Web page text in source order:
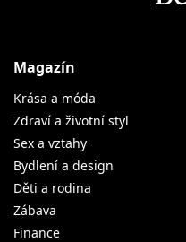
Magazín
Krása a móda
Zdraví a životní styl
Sex a vztahy
Bydlení a design
Děti a rodina
Zábava
Finance